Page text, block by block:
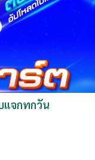
แจกทุกวัน